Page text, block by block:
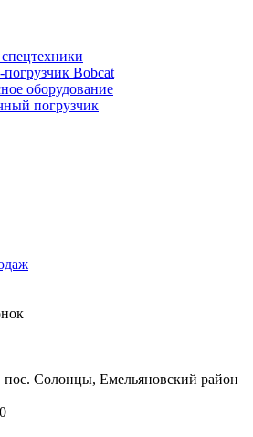
Bobcat
оборудование
погрузчик
пос. Солонцы, Емельяновский район